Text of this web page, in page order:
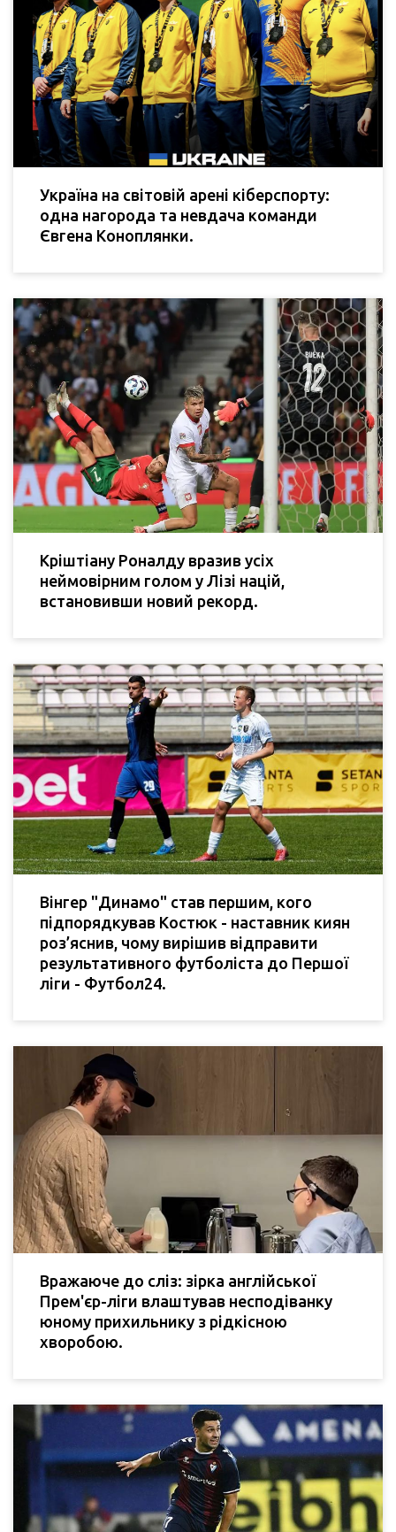
Україна на світовій арені кіберспорту:
одна нагорода та невдача команди
Євгена Коноплянки.
Кріштіану Роналду вразив усіх
неймовірним голом у Лізі націй,
встановивши новий рекорд.
Вінгер "Динамо" став першим, кого
підпорядкував Костюк - наставник киян
роз’яснив, чому вирішив відправити
результативного футболіста до Першої
ліги - Футбол24.
Вражаюче до сліз: зірка англійської
Прем'єр-ліги влаштував несподіванку
юному прихильнику з рідкісною
хворобою.